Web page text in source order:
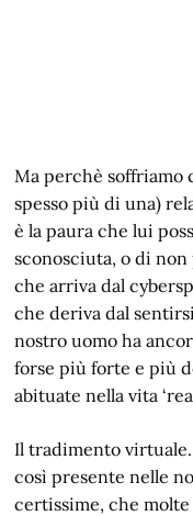
Ma perchè soffriamo
spesso più di una)
è la paura che lui
sconosciuta, o di
che arriva dal
che deriva dal
nostro uomo ha
forse più forte e più
abituate nella vita
Il tradimento
così presente nelle
certissime, che molte